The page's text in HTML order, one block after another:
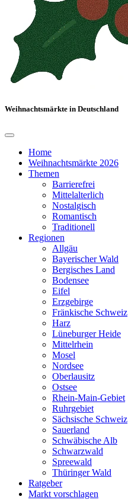
Weihnachtsmärkte in Deutschland
Home
Weihnachtsmärkte 2026
Themen
Barrierefrei
Mittelalterlich
Nostalgisch
Romantisch
Traditionell
Regionen
Allgäu
Bayerischer Wald
Bergisches Land
Bodensee
Eifel
Erzgebirge
Fränkische Schweiz
Harz
Lüneburger Heide
Mittelrhein
Mosel
Nordsee
Oberlausitz
Ostsee
Rhein-Main-Gebiet
Ruhrgebiet
Sächsische Schweiz
Sauerland
Schwäbische Alb
Schwarzwald
Spreewald
Thüringer Wald
Ratgeber
Markt vorschlagen